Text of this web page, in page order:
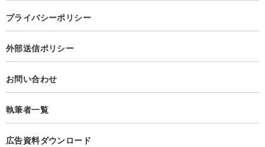
プライバシーポリシー
外部送信ポリシー
お問い合わせ
執筆者一覧
広告資料ダウンロード